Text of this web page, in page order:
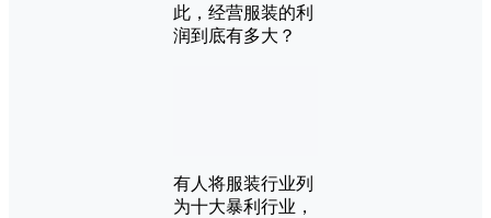
此，经营服装的利
润到底有多大？
有人将服装行业列
为十大暴利行业，